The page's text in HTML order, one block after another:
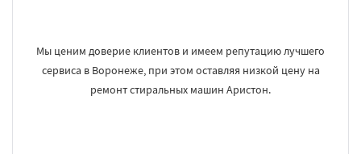
Мы ценим доверие клиентов и имеем репутацию лучшего
сервиса в Воронеже, при этом оставляя низкой цену на
ремонт стиральных машин Аристон.